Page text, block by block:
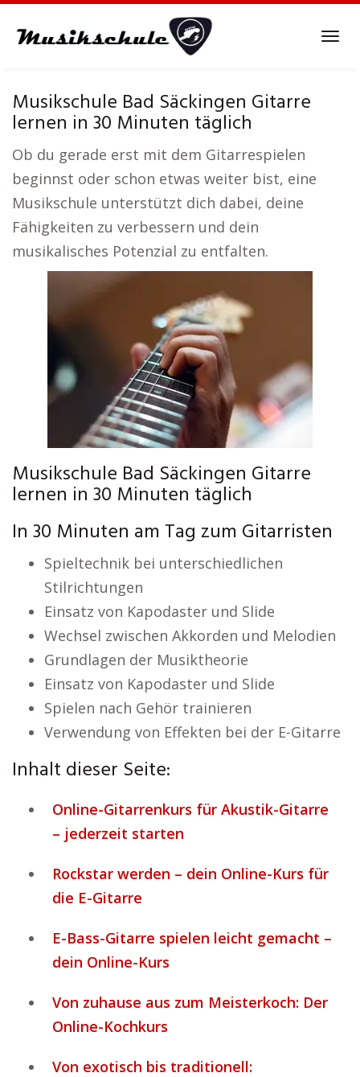
Musikschule Bad Säckingen Gitarre
lernen in 30 Minuten täglich
Ob du gerade erst mit dem Gitarrespielen
beginnst oder schon etwas weiter bist, eine
Musikschule unterstützt dich dabei, deine
Fähigkeiten zu verbessern und dein
musikalisches Potenzial zu entfalten.
Musikschule Bad Säckingen Gitarre
lernen in 30 Minuten täglich
In 30 Minuten am Tag zum Gitarristen
Spieltechnik bei unterschiedlichen
Stilrichtungen
Einsatz von Kapodaster und Slide
Wechsel zwischen Akkorden und Melodien
Grundlagen der Musiktheorie
Einsatz von Kapodaster und Slide
Spielen nach Gehör trainieren
Verwendung von Effekten bei der E-Gitarre
Inhalt dieser Seite:
Online-Gitarrenkurs für Akustik-Gitarre
– jederzeit starten
Rockstar werden – dein Online-Kurs für
die E-Gitarre
E-Bass-Gitarre spielen leicht gemacht –
dein Online-Kurs
Von zuhause aus zum Meisterkoch: Der
Online-Kochkurs
Von exotisch bis traditionell: